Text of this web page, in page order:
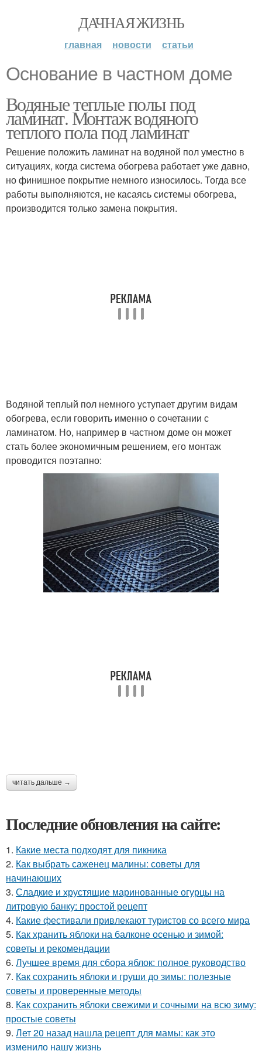
ДАЧНАЯ ЖИЗНЬ
главная новости статьи
Основание в частном доме
Водяные теплые полы под
ламинат. Монтаж водяного
теплого пола под ламинат
Решение положить ламинат на водяной пол уместно в
ситуациях, когда система обогрева работает уже давно,
но финишное покрытие немного износилось. Тогда все
работы выполняются, не касаясь системы обогрева,
производится только замена покрытия.
Водяной теплый пол немного уступает другим видам
обогрева, если говорить именно о сочетании с
ламинатом. Но, например в частном доме он может
стать более экономичным решением, его монтаж
проводится поэтапно:
читать дальше →
Последние обновления на сайте:
1. Какие места подходят для пикника
2. Как выбрать саженец малины: советы для
начинающих
3. Сладкие и хрустящие маринованные огурцы на
литровую банку: простой рецепт
4. Какие фестивали привлекают туристов со всего мира
5. Как хранить яблоки на балконе осенью и зимой:
советы и рекомендации
6. Лучшее время для сбора яблок: полное руководство
7. Как сохранить яблоки и груши до зимы: полезные
советы и проверенные методы
8. Как сохранить яблоки свежими и сочными на всю зиму:
простые советы
9. Лет 20 назад нашла рецепт для мамы: как это
изменило нашу жизнь